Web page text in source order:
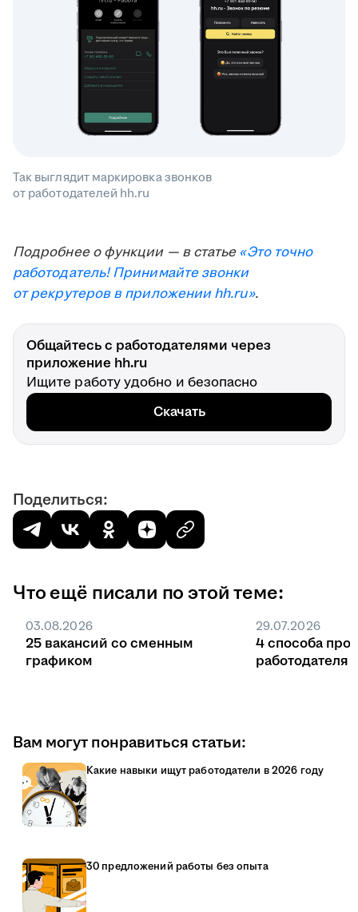
Так выглядит маркировка звонков
от работодателей hh.ru
Подробнее о функции — в статье«Это точно
работодатель! Принимайте звонки
от рекрутеров в приложении hh.ru».
Общайтесь с работодателями через
приложение hh.ru
Ищите работу удобно и безопасно
Скачать
Поделиться:
Что ещё писали по этой теме:
03.08.2026
25 вакансий со сменным
графиком
29.07.2026
4 способа
работодателя
Вам могут понравиться статьи:
Какие навыки ищут работодатели в 2026 году
30 предложений работы без опыта